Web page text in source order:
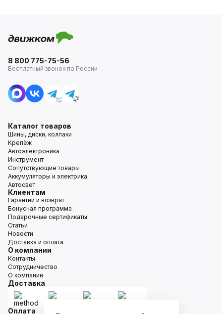
8 800 775-75-56
Бесплатный звонок по России
Каталог товаров
Шины, диски, колпаки
Крепёж
Автоэлектроника
Инструмент
Сопутствующие товары
Аккумуляторы и электрика
Автосвет
Клиентам
Гарантии и возврат
Бонусная программа
Подарочные сертификаты
Статьи
Новости
Доставка и оплата
О компании
Контакты
Сотрудничество
О компании
Доставка
Оплата